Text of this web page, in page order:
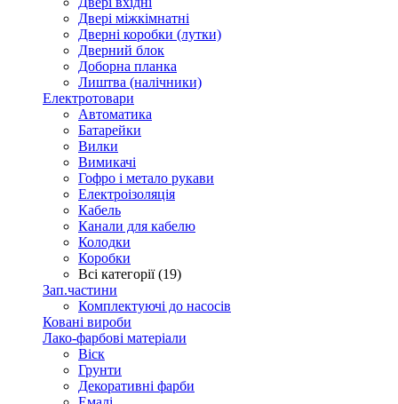
Двері міжкімнатні
Дверні коробки (лутки)
Дверний блок
Доборна планка
Лиштва (налічники)
Електротовари
Автоматика
Батарейки
Вилки
Вимикачі
Гофро і метало рукави
Електроізоляція
Кабель
Канали для кабелю
Колодки
Коробки
Всі категорії (19)
Зап.частини
Комплектуючі до насосів
Ковані вироби
Лако-фарбові матеріали
Віск
Грунти
Декоративні фарби